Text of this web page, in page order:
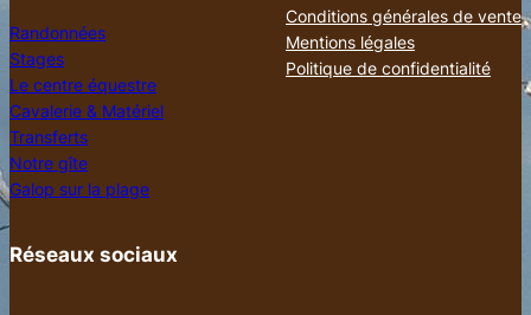
Randonnées
Stages
Le centre équestre
Cavalerie & Matériel
Transferts
Notre gîte
Galop sur la plage
Conditions générales de vente
Mentions légales
Politique de confidentialité
Réseaux sociaux